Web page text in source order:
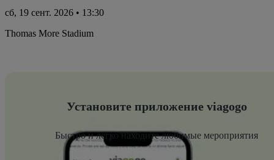
сб, 19 сент. 2026 • 13:30
Thomas More Stadium
Установите приложение viagogo
Быстро и легко находите любимые мероприятия